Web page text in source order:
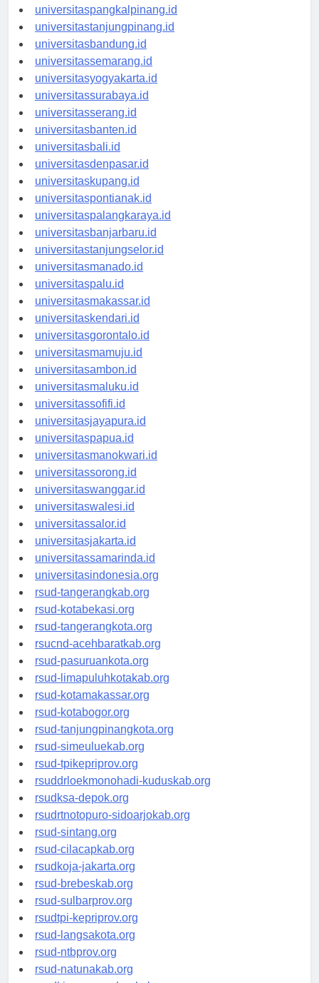
universitasbengkulu.id
universitaspangkalpinang.id
universitastanjungpinang.id
universitasbandung.id
universitassemarang.id
universitasyogyakarta.id
universitassurabaya.id
universitasserang.id
universitasbanten.id
universitasbali.id
universitasdenpasar.id
universitaskupang.id
universitaspontianak.id
universitaspalangkaraya.id
universitasbanjarbaru.id
universitastanjungselor.id
universitasmanado.id
universitaspalu.id
universitasmakassar.id
universitaskendari.id
universitasgorontalo.id
universitasmamuju.id
universitasambon.id
universitasmaluku.id
universitassofifi.id
universitasjayapura.id
universitaspapua.id
universitasmanokwari.id
universitassorong.id
universitaswanggar.id
universitaswalesi.id
universitassalor.id
universitasjakarta.id
universitassamarinda.id
universitasindonesia.org
rsud-tangerangkab.org
rsud-kotabekasi.org
rsud-tangerangkota.org
rsucnd-acehbaratkab.org
rsud-pasuruankota.org
rsud-limapuluhkotakab.org
rsud-kotamakassar.org
rsud-kotabogor.org
rsud-tanjungpinangkota.org
rsud-simeuluekab.org
rsud-tpikepriprov.org
rsuddrloekmonohadi-kuduskab.org
rsudksa-depok.org
rsudrtnotopuro-sidoarjokab.org
rsud-sintang.org
rsud-cilacapkab.org
rsudkoja-jakarta.org
rsud-brebeskab.org
rsud-sulbarprov.org
rsudtpi-kepriprov.org
rsud-langsakota.org
rsud-ntbprov.org